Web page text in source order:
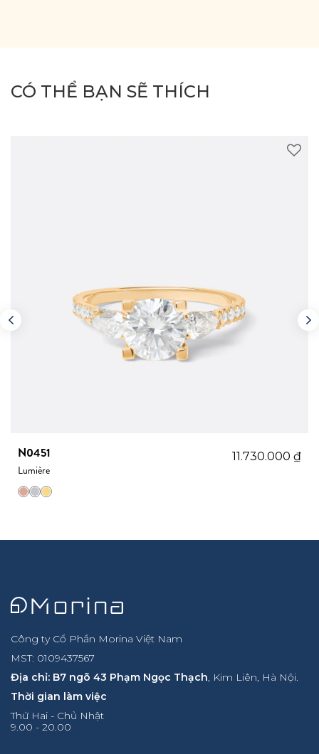
CÓ THỂ BẠN SẼ THÍCH
N0451
Lumière
11.730.000 ₫
Công ty Cổ Phần Morina Việt Nam
MST: 0109437567
Địa chỉ: B7 ngõ 43 Phạm Ngọc Thạch, Kim Liên, Hà Nội.
Thời gian làm việc
Thứ Hai - Chủ Nhật
9.00 - 20.00